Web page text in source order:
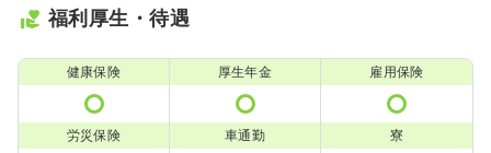
福利厚生・待遇
健康保険 厚生年金 雇用保険
労災保険 車通勤 寮